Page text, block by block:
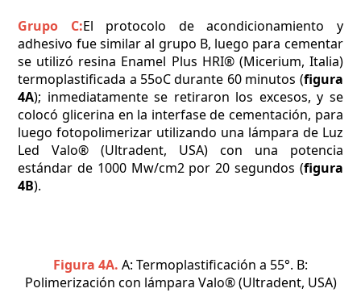
Grupo C:El protocolo de acondicionamiento y
adhesivo fue similar al grupo B, luego para cementar
se utilizó resina Enamel Plus HRI® (Micerium, Italia)
termoplastificada a 55oC durante 60 minutos (figura
4A); inmediatamente se retiraron los excesos, y se
colocó glicerina en la interfase de cementación, para
luego fotopolimerizar utilizando una lámpara de Luz
Led Valo® (Ultradent, USA) con una potencia
estándar de 1000 Mw/cm2 por 20 segundos (figura
4B).
Figura 4A. A: Termoplastificación a 55°. B:
Polimerización con lámpara Valo® (Ultradent, USA)